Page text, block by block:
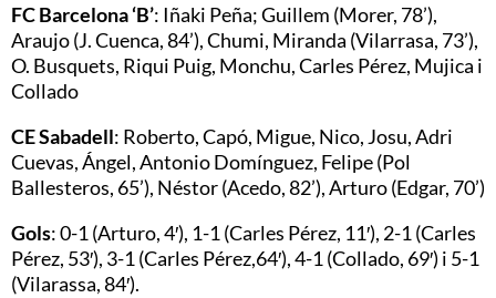
FC Barcelona ‘B’: Iñaki Peña; Guillem (Morer, 78’),
Araujo (J. Cuenca, 84’), Chumi, Miranda (Vilarrasa, 73’),
O. Busquets, Riqui Puig, Monchu, Carles Pérez, Mujica i
Collado
CE Sabadell: Roberto, Capó, Migue, Nico, Josu, Adri
Cuevas, Ángel, Antonio Domínguez, Felipe (Pol
Ballesteros, 65’), Néstor (Acedo, 82’), Arturo (Edgar, 70’)
Gols: 0-1 (Arturo, 4′), 1-1 (Carles Pérez, 11′), 2-1 (Carles
Pérez, 53′), 3-1 (Carles Pérez,64′), 4-1 (Collado, 69′) i 5-1
(Vilarassa, 84′).